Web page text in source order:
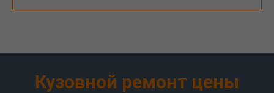
Кузовной ремонт цены